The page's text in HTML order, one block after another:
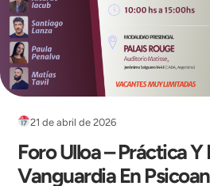
21 de abril de 2026
Foro Ulloa – Práctica
Vanguardia En